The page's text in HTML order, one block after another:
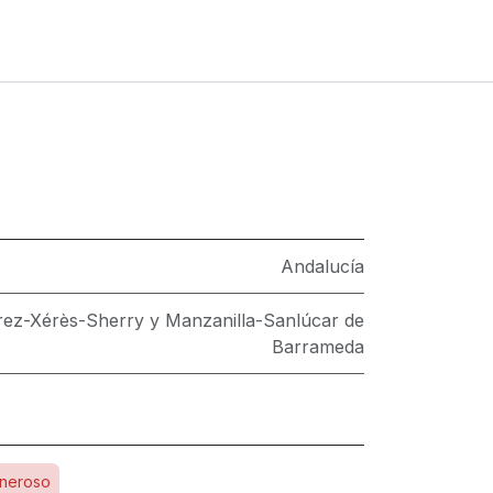
Andalucía
Xérès-Sherry y Manzanilla-Sanlúcar de
Barrameda